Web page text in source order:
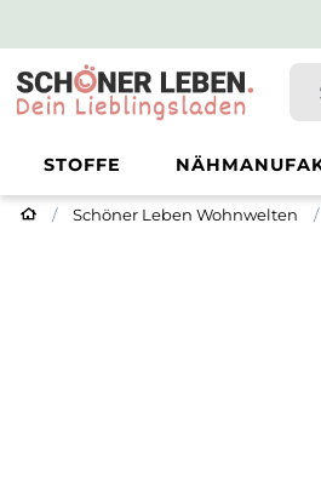
STOFFE
Schöner Leben Wohnwelten